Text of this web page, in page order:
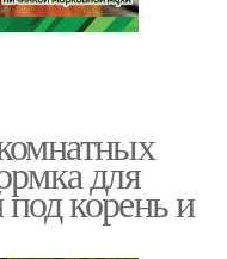
для
корень и